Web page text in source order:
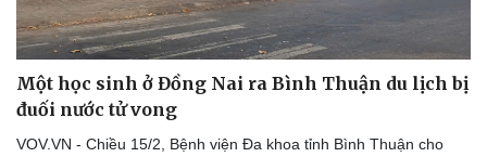
Một học sinh ở Đồng Nai ra Bình Thuận du lịch bị
đuối nước tử vong
VOV.VN - Chiều 15/2, Bệnh viện Đa khoa tỉnh Bình Thuận cho